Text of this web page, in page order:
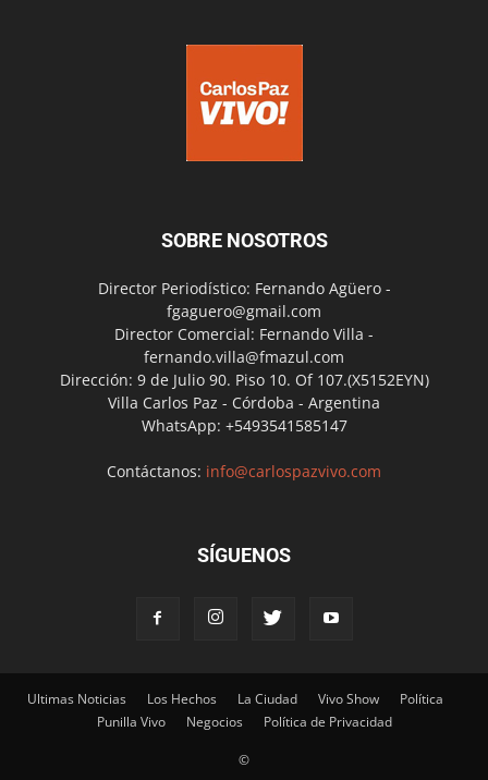
SOBRE NOSOTROS
Director Periodístico: Fernando Agüero -
fgaguero@gmail.com
Director Comercial: Fernando Villa -
fernando.villa@fmazul.com
Dirección: 9 de Julio 90. Piso 10. Of 107.(X5152EYN)
Villa Carlos Paz - Córdoba - Argentina
WhatsApp: +5493541585147
Contáctanos: info@carlospazvivo.com
SÍGUENOS
Ultimas Noticias Los Hechos La Ciudad Vivo Show
Política
Punilla Vivo
Negocios Política de Privacidad
©